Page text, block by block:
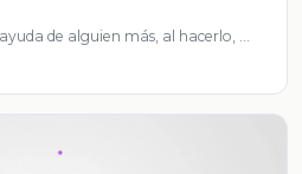
de alguien más, al hacerlo, …